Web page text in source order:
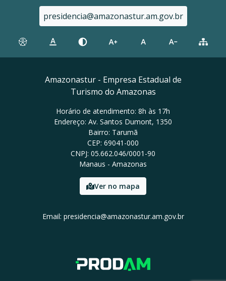
presidencia@amazonastur.am.gov.br
Amazonastur - Empresa Estadual de
Turismo do Amazonas
Horário de atendimento: 8h às 17h
Endereço: Av. Santos Dumont, 1350
Bairro: Tarumã
CEP: 69041-000
CNPJ: 05.662.046/0001-90
Manaus - Amazonas
Ver no mapa
Email: presidencia@amazonastur.am.gov.br